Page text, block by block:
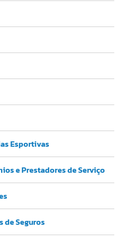
Esportivas
e Prestadores de Serviço
de Seguros